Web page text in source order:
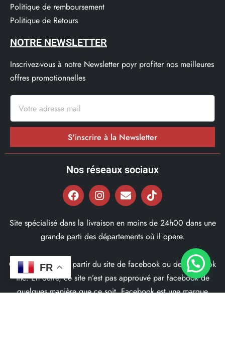
Politique de remboursement
Politique de Retours
NOTRE NEWSLETTER
Inscrivez-vous à notre Newsletter poyr profiter nos meilleures
offres promotionnelles
S'inscrire à la Newsletter
Nos réseaux sociaux
Site spécialisé dans la livraison en moins de 24h00 dans une
grande parti des départements où il opere.
Ce site ne fait pas partir du site de facebook ou de facebook
inc. En outre, ce site n’est pas approuvé par facebook de
quelques manière que ce soit. Facebook est une marque
FR